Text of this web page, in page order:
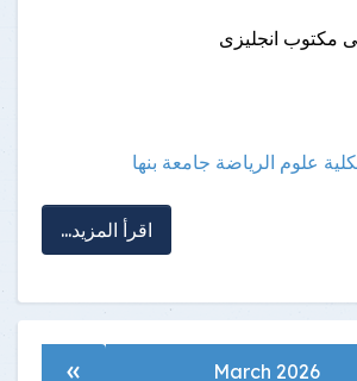
مكتوب انجليزى
علوم الرياضة جامعة بنها
اقرأ المزيد...
March 2026
»